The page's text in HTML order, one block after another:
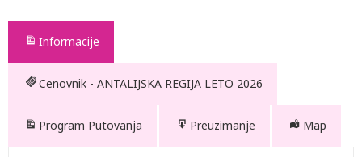
Informacije
Cenovnik - ANTALIJSKA REGIJA LETO 2026
Program Putovanja Preuzimanje Map